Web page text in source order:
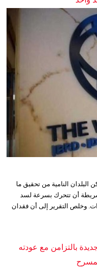
البلدان النامية من تحقيق ما
أن تتحرك بسرعة لسد
وخلص التقرير إلى أن فقدان
بالتزامن مع عودته